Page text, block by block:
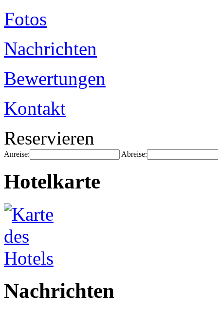
Fotos
Nachrichten
Bewertungen
Kontakt
Reservieren
Anreise: Abreise:
Hotelkarte
Nachrichten